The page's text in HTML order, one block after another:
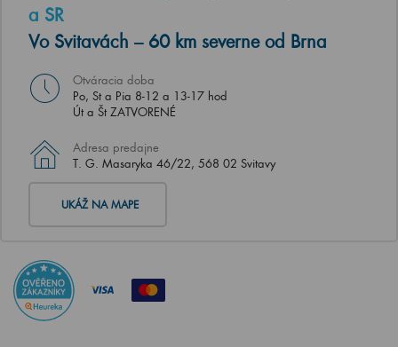
a SR
Vo Svitavách – 60 km severne od Brna
Otváracia doba
Po, St a Pia 8-12 a 13-17 hod
Út a Št ZATVORENÉ
Adresa predajne
T. G. Masaryka 46/22, 568 02 Svitavy
UKÁŽ NA MAPE